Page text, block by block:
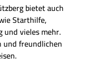
bietet auch
Starthilfe,
und vieles mehr.
und freundlichen